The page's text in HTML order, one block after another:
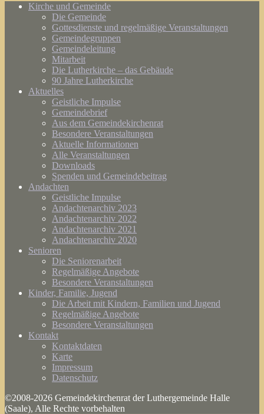
Kirche und Gemeinde
Die Gemeinde
Gottesdienste und regelmäßige Veranstaltungen
Gemeindegruppen
Gemeindeleitung
Mitarbeit
Die Lutherkirche – das Gebäude
90 Jahre Lutherkirche
Aktuelles
Geistliche Impulse
Gemeindebrief
Aus dem Gemeindekirchenrat
Besondere Veranstaltungen
Aktuelle Informationen
Alle Veranstaltungen
Downloads
Spenden und Gemeindebeitrag
Andachten
Geistliche Impulse
Andachtenarchiv 2023
Andachtenarchiv 2022
Andachtenarchiv 2021
Andachtenarchiv 2020
Senioren
Die Seniorenarbeit
Regelmäßige Angebote
Besondere Veranstaltungen
Kinder, Familie, Jugend
Die Arbeit mit Kindern, Familien und Jugend
Regelmäßige Angebote
Besondere Veranstaltungen
Kontakt
Kontaktdaten
Karte
Impressum
Datenschutz
©2008-2026 Gemeindekirchenrat der Luthergemeinde Halle
(Saale), Alle Rechte vorbehalten